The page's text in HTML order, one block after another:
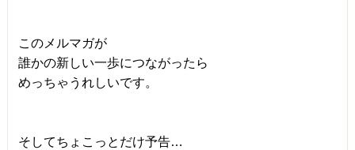
このメルマガが
誰かの新しい一歩につながったら
めっちゃうれしいです。
そしてちょこっとだけ予告…